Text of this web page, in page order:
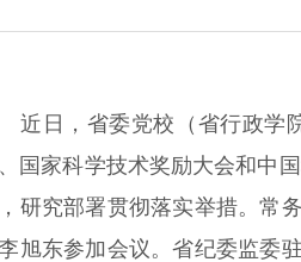
日，省委党校（省行政学院
国家科学技术奖励大会和中
研究部署贯彻落实举措。常
旭东参加会议。省纪委监委